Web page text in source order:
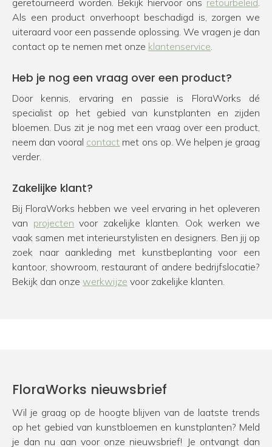
Als een product onverhoopt beschadigd is, zorgen we
uiteraard voor een passende oplossing. We vragen je dan
contact op te nemen met onze klantenservice
Heb je nog een vraag over een product?
Door kennis, ervaring en passie is FloraWorks dé
specialist op het gebied van kunstplanten en zijden
bloemen. Dus zit je nog met een vraag over een product,
neem dan vooral contact met ons op. We helpen je graag
verder.
Zakelijke klant?
Bij FloraWorks hebben we veel ervaring in het opleveren
van projecten voor zakelijke klanten. Ook werken we
vaak samen met interieurstylisten en designers. Ben jij op
zoek naar aankleding met kunstbeplanting voor een
kantoor, showroom, restaurant of andere bedrijfslocatie?
Bekijk dan onze werkwijze voor zakelijke klanten.
FloraWorks nieuwsbrief
Wil je graag op de hoogte blijven van de laatste trends
op het gebied van kunstbloemen en kunstplanten? Meld
je dan nu aan voor onze nieuwsbrief! Je ontvangt dan